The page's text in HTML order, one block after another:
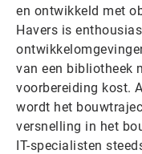
en ontwikkeld met
Havers is
van een bibliotheek
voorbereiding kost.
wordt het
versnelling in het
IT-specialisten